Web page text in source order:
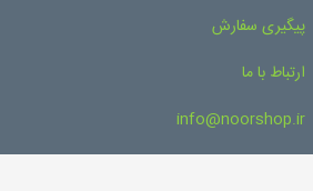
پیگیری سفارش
ارتباط با ما
info@noorshop.ir